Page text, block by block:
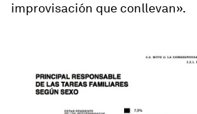
improvisación que conllevan».